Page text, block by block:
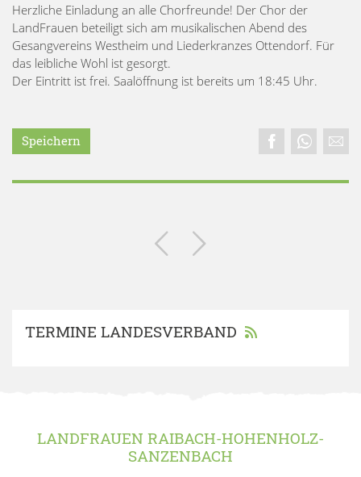
Herzliche Einladung an alle Chorfreunde! Der Chor der
LandFrauen beteiligt sich am musikalischen Abend des
Gesangvereins Westheim und Liederkranzes Ottendorf. Für
das leibliche Wohl ist gesorgt.
Der Eintritt ist frei. Saalöffnung ist bereits um 18:45 Uhr.
Speichern
TERMINE LANDESVERBAND
LANDFRAUEN RAIBACH-HOHENHOLZ-
SANZENBACH